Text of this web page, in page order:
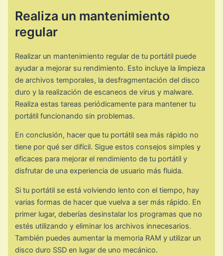
Realiza un mantenimiento
regular
Realizar un mantenimiento regular de tu portátil puede
ayudar a mejorar su rendimiento. Esto incluye la limpieza
de archivos temporales, la desfragmentación del disco
duro y la realización de escaneos de virus y malware.
Realiza estas tareas periódicamente para mantener tu
portátil funcionando sin problemas.
En conclusión, hacer que tu portátil sea más rápido no
tiene por qué ser difícil. Sigue estos consejos simples y
eficaces para mejorar el rendimiento de tu portátil y
disfrutar de una experiencia de usuario más fluida.
Si tu portátil se está volviendo lento con el tiempo, hay
varias formas de hacer que vuelva a ser más rápido. En
primer lugar, deberías desinstalar los programas que no
estés utilizando y eliminar los archivos innecesarios.
También puedes aumentar la memoria RAM y utilizar un
disco duro SSD en lugar de uno mecánico.